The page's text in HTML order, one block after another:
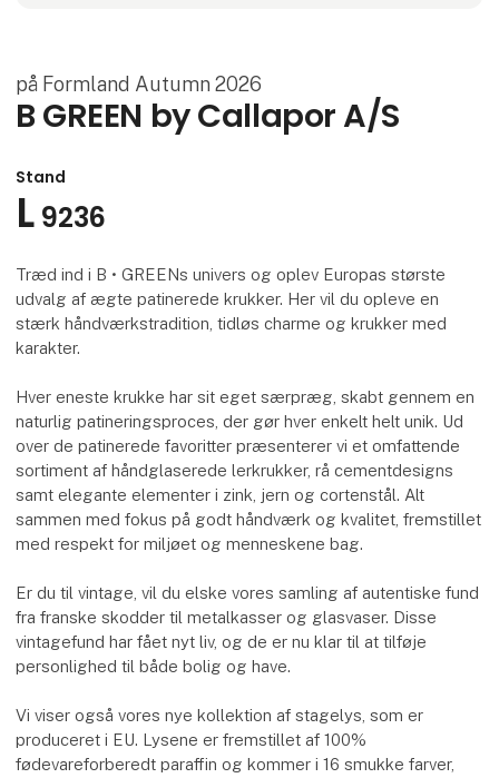
på Formland Autumn 2026
B GREEN by Callapor A/S
Stand
L9236
Træd ind i B • GREENs univers og oplev Europas største
udvalg af ægte patinerede krukker. Her vil du opleve en
stærk håndværkstradition, tidløs charme og krukker med
karakter.
Hver eneste krukke har sit eget særpræg, skabt gennem en
naturlig patineringsproces, der gør hver enkelt helt unik. Ud
over de patinerede favoritter præsenterer vi et omfattende
sortiment af håndglaserede lerkrukker, rå cementdesigns
samt elegante elementer i zink, jern og cortenstål. Alt
sammen med fokus på godt håndværk og kvalitet, fremstillet
med respekt for miljøet og menneskene bag.
Er du til vintage, vil du elske vores samling af autentiske fund
fra franske skodder til metalkasser og glasvaser. Disse
vintagefund har fået nyt liv, og de er nu klar til at tilføje
personlighed til både bolig og have.
Vi viser også vores nye kollektion af stagelys, som er
produceret i EU. Lysene er fremstillet af 100%
fødevareforberedt paraffin og kommer i 16 smukke farver,